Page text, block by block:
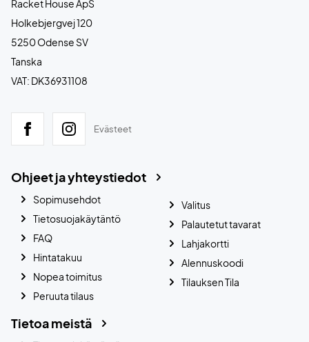
Racket House ApS
Holkebjergvej 120
5250 Odense SV
Tanska
VAT: DK36931108
Evästeet
Ohjeet ja yhteystiedot
Sopimusehdot
Tietosuojakäytäntö
FAQ
Hintatakuu
Nopea toimitus
Peruuta tilaus
Valitus
Palautetut tavarat
Lahjakortti
Alennuskoodi
Tilauksen Tila
Tietoa meistä